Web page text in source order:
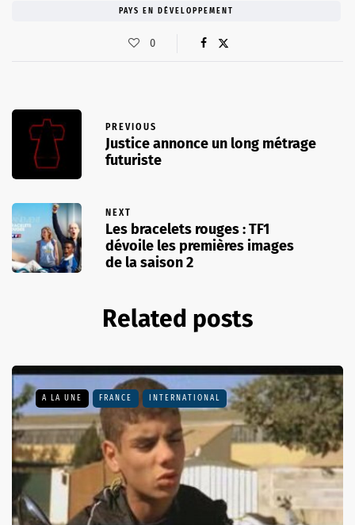
PAYS EN DÉVELOPPEMENT
0
PREVIOUS
Justice annonce un long métrage
futuriste
NEXT
Les bracelets rouges : TF1
dévoile les premières images
de la saison 2
Related posts
A LA UNE FRANCE INTERNATIONAL